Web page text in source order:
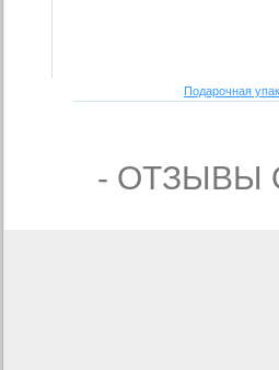
Подарочная
- ОТЗЫВЫ